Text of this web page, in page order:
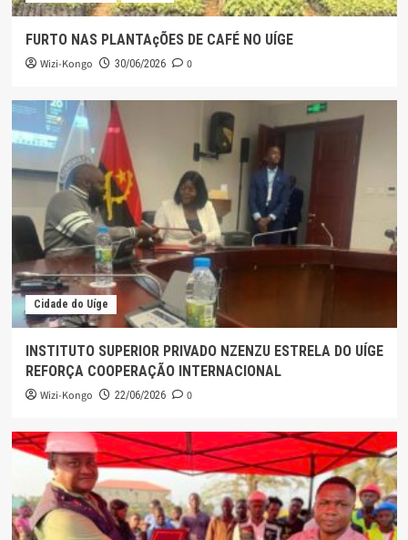
FURTO NAS PLANTAçÕES DE CAFÉ NO UÍGE
Wizi-Kongo 30/06/2026 0
Cidade do Uíge
INSTITUTO SUPERIOR PRIVADO NZENZU ESTRELA DO UÍGE
REFORÇA COOPERAÇÃO INTERNACIONAL
Wizi-Kongo 22/06/2026 0